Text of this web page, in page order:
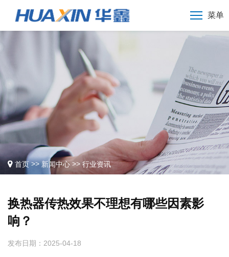
菜单
首页>>新闻中心>> 行业资讯
换热器传热效果不理想有哪些因素影
响？
发布日期：2025-04-18